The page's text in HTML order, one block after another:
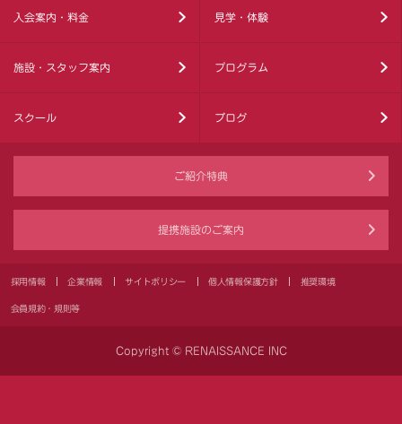
入会案内・料金 見学・体験
施設・スタッフ案内 プログラム
スクール ブログ
ご紹介特典
提携施設のご案内
採用情報 企業情報 サイトポリシー 個人情報保護方針 推奨環境
会員規約・規則等
Copyright © RENAISSANCE INC